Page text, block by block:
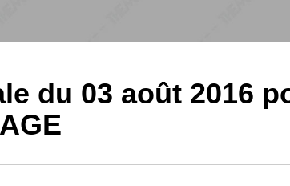
du 03 août 2016